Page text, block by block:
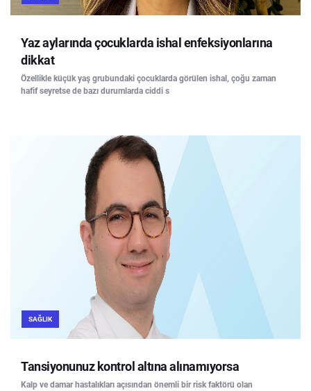
Yaz aylarında çocuklarda ishal enfeksiyonlarına
dikkat
Özellikle küçük yaş grubundaki çocuklarda görülen ishal, çoğu zaman
hafif seyretse de bazı durumlarda ciddi s
SAĞLIK
Tansiyonunuz kontrol altına alınamıyorsa
Kalp ve damar hastalıkları açısından önemli bir risk faktörü olan